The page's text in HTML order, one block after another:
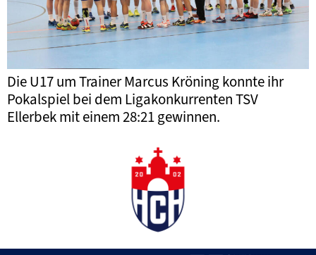
Die U17 um Trainer Marcus Kröning konnte ihr
Pokalspiel bei dem Ligakonkurrenten TSV
Ellerbek mit einem 28:21 gewinnen.